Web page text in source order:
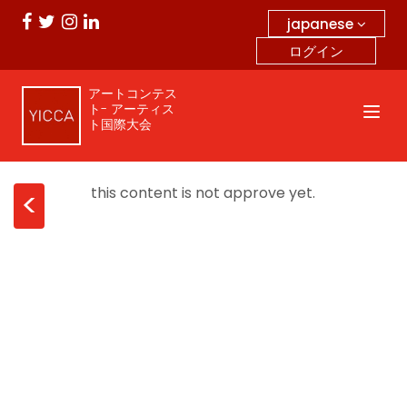
japanese
ログイン
アートコンテス
ト- アーティス
ト国際大会
< this content is not approve yet.